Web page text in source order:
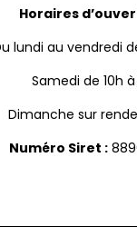
Horaires
lundi au vendredi
Samedi de 10h à
Dimanche sur
Numéro Siret :